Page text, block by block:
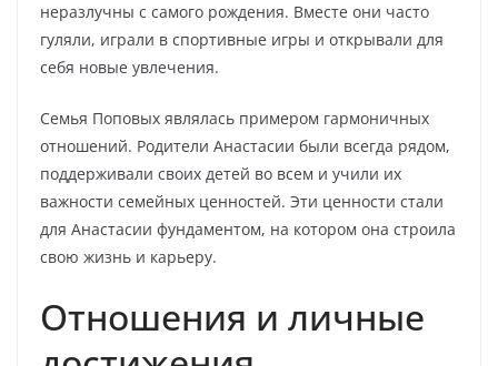
неразлучны с самого рождения. Вместе они часто
гуляли, играли в спортивные игры и открывали для
себя новые увлечения.
Семья Поповых являлась примером гармоничных
отношений. Родители Анастасии были всегда рядом,
поддерживали своих детей во всем и учили их
важности семейных ценностей. Эти ценности стали
для Анастасии фундаментом, на котором она строила
свою жизнь и карьеру.
Отношения и личные